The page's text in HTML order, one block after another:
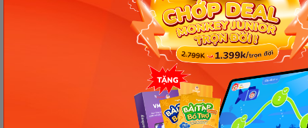
hình tứ giác có 4 cạnh bằng
. Đây cũng là hình bình hành với hai đường
chéo vuông góc với nhau hay hai cạnh kề bằng